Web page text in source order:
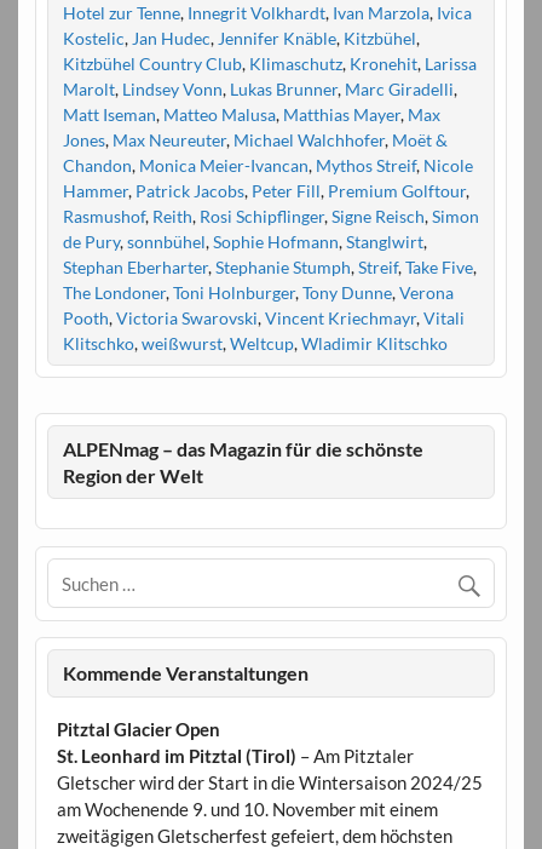
Hotel zur Tenne, Innegrit Volkhardt, Ivan Marzola, Ivica
Kostelic, Jan Hudec, Jennifer Knäble, Kitzbühel,
Kitzbühel Country Club, Klimaschutz, Kronehit, Larissa
Marolt, Lindsey Vonn, Lukas Brunner, Marc Giradelli,
Matt Iseman, Matteo Malusa, Matthias Mayer, Max
Jones, Max Neureuter, Michael Walchhofer, Moët &
Chandon, Monica Meier-Ivancan, Mythos Streif, Nicole
Hammer, Patrick Jacobs, Peter Fill, Premium Golftour,
Rasmushof, Reith, Rosi Schipflinger,Signe Reisch,Simon
de Pury,sonnbühel,Sophie Hofmann,Stanglwirt,
Stephan Eberharter,Stephanie Stumph,Streif,Take Five,
The Londoner,Toni Holnburger,Tony Dunne,Verona
Pooth,Victoria Swarovski,Vincent Kriechmayr,Vitali
Klitschko,weißwurst,Weltcup,Wladimir Klitschko
ALPENmag – das Magazin für die schönste
Region der Welt
Kommende Veranstaltungen
Pitztal Glacier Open
St. Leonhard im Pitztal (Tirol) – Am Pitztaler
Gletscher wird der Start in die Wintersaison 2024/25
am Wochenende 9. und 10. November mit einem
zweitägigen Gletscherfest gefeiert, dem höchsten